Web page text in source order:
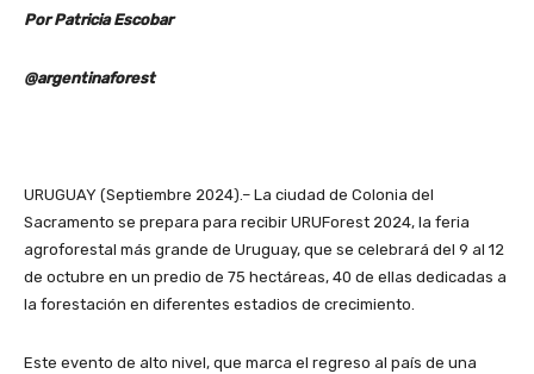
Por Patricia Escobar
@argentinaforest
URUGUAY (Septiembre 2024).– La ciudad de Colonia del
Sacramento se prepara para recibir URUForest 2024, la feria
agroforestal más grande de Uruguay, que se celebrará del 9 al 12
de octubre en un predio de 75 hectáreas, 40 de ellas dedicadas a
la forestación en diferentes estadios de crecimiento.
Este evento de alto nivel, que marca el regreso al país de una